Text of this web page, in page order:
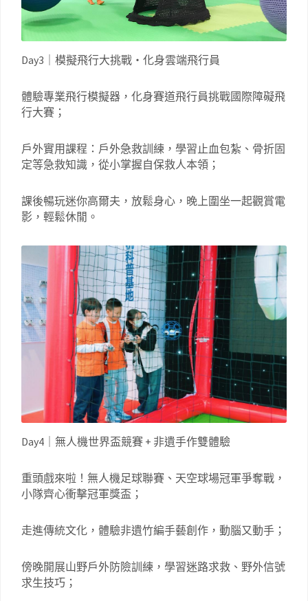
Day3｜模擬飛行大挑戰・化身雲端飛行員
體驗專業飛行模擬器，化身賽道飛行員挑戰國際障礙飛
行大賽；
戶外實用課程：戶外急救訓練，學習止血包紮、骨折固
定等急救知識，從小掌握自保救人本領；
課後暢玩迷你高爾夫，放鬆身心，晚上圍坐一起觀賞電
影，輕鬆休閒。
Day4｜無人機世界盃競賽 + 非遺手作雙體驗
重頭戲來啦！無人機足球聯賽、天空球場冠軍爭奪戰，
小隊齊心衝擊冠軍獎盃；
走進傳統文化，體驗非遺竹編手藝創作，動腦又動手；
傍晚開展山野戶外防險訓練，學習迷路求救、野外信號
求生技巧；